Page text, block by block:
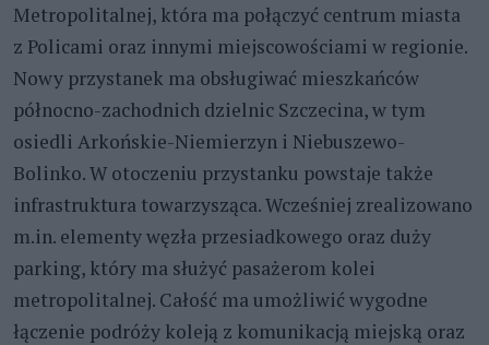
Metropolitalnej, która ma połączyć centrum miasta
z Policami oraz innymi miejscowościami w regionie.
Nowy przystanek ma obsługiwać mieszkańców
północno-zachodnich dzielnic Szczecina, w tym
osiedli Arkońskie-Niemierzyn i Niebuszewo-
Bolinko. W otoczeniu przystanku powstaje także
infrastruktura towarzysząca. Wcześniej zrealizowano
m.in. elementy węzła przesiadkowego oraz duży
parking, który ma służyć pasażerom kolei
metropolitalnej. Całość ma umożliwić wygodne
łączenie podróży koleją z komunikacją miejską oraz